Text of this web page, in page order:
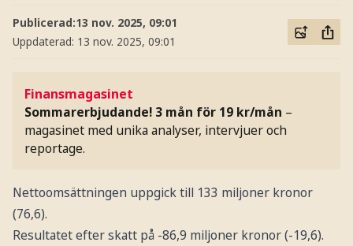
Publicerad:13 nov. 2025, 09:01
Uppdaterad: 13 nov. 2025, 09:01
Finansmagasinet
Sommarerbjudande! 3 mån för 19 kr/mån –
magasinet med unika analyser, intervjuer och
reportage.
Nettoomsättningen uppgick till 133 miljoner kronor
(76,6).
Resultatet efter skatt på -86,9 miljoner kronor (-19,6).